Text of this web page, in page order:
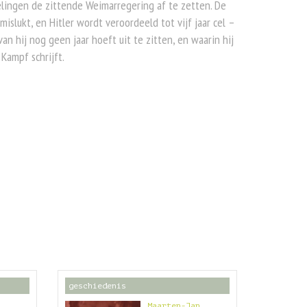
de zittende Weimarregering af te zetten. De
en Hitler wordt veroordeeld tot vijf jaar cel –
hij nog geen jaar hoeft uit te zitten, en waarin hij
schrijft.
geschiedenis